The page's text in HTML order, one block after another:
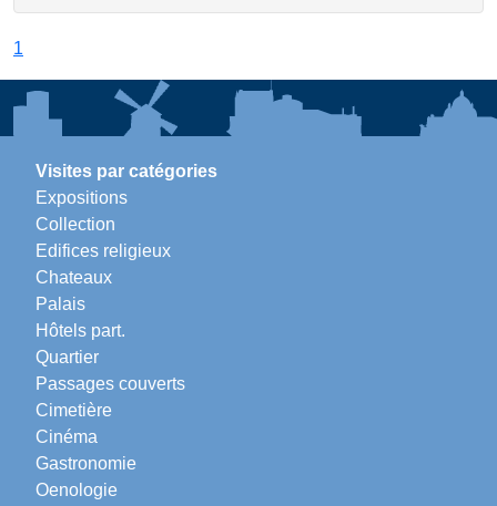
1
Visites par catégories
Expositions
Collection
Edifices religieux
Chateaux
Palais
Hôtels part.
Quartier
Passages couverts
Cimetière
Cinéma
Gastronomie
Oenologie